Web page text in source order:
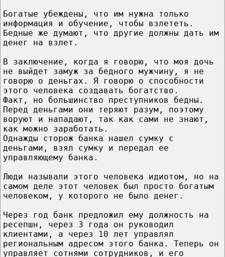
Богатые убеждены, что им нужна только
информация и обучение, чтобы взлететь.
Бедные же думают, что другие должны дать им
денег на взлет.
В заключение, когда я говорю, что моя дочь
не выйдет замуж за бедного мужчину, я не
говорю о деньгах. Я говорю о способности
этого человека создавать богатство.
Факт, но большинство преступников бедны.
Перед деньгами они теряют разум, поэтому
воруют и нападают, так как сами не знают,
как можно заработать.
Однажды сторож банка нашел сумку с
деньгами, взял сумку и передал ее
управляющему банка.
Люди называли этого человека идиотом, но на
самом деле этот человек был просто богатым
человеком, у которого не было денег.
Через год банк предложил ему должность на
ресепшн, через 3 года он руководил
клиентами, а через 10 лет управлял
региональным адресом этого банка. Теперь он
управляет сотнями сотрудников, и его